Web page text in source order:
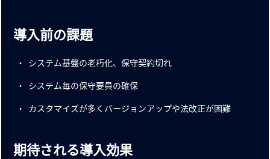
導入前の課題
システム基盤の老朽化、保守契約切れ
システム毎の保守要員の確保
カスタマイズが多くバージョンアップや法改正が困難
期待される導入効果